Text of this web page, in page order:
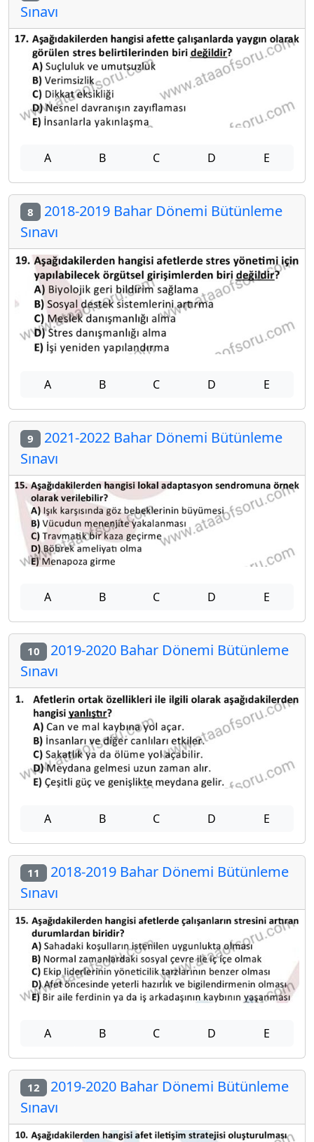
Sınavı
A B C D E
8 2018-2019 Bahar Dönemi Bütünleme
Sınavı
A B C D E
9 2021-2022 Bahar Dönemi Bütünleme
Sınavı
A B C D E
10 2019-2020 Bahar Dönemi Bütünleme
Sınavı
A B C D E
11 2018-2019 Bahar Dönemi Bütünleme
Sınavı
A B C D E
12 2019-2020 Bahar Dönemi Bütünleme
Sınavı